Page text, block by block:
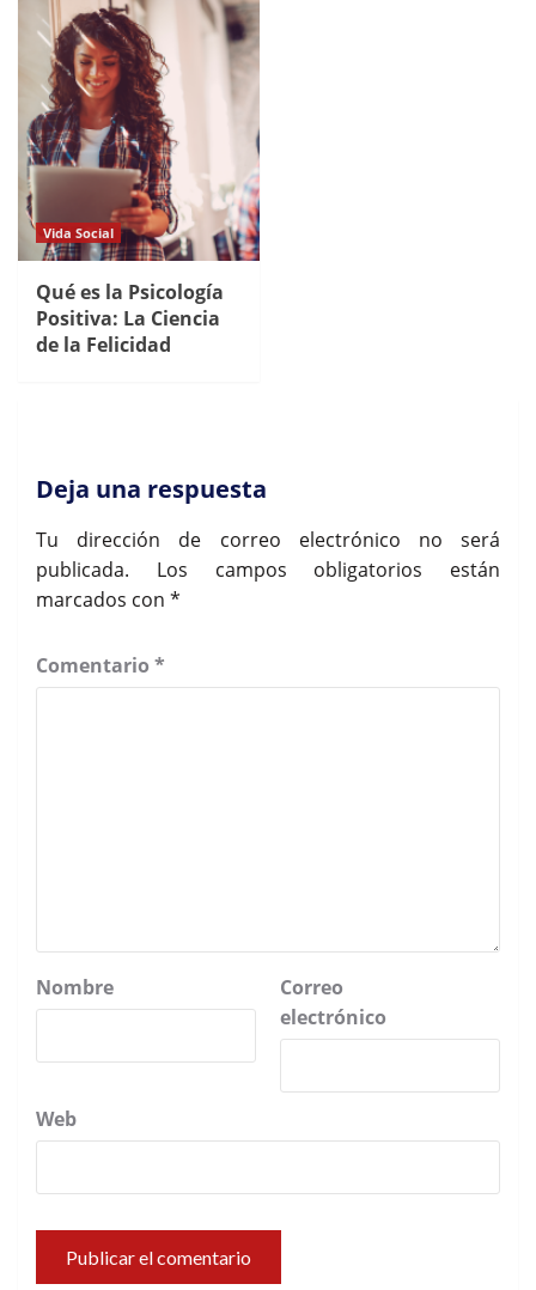
Vida Social
Qué es la Psicología
Positiva: La Ciencia
de la Felicidad
Deja una respuesta
Tu dirección de correo electrónico no será
publicada.
Los campos obligatorios están
marcados con *
Comentario *
Nombre
Correo
electrónico
Web